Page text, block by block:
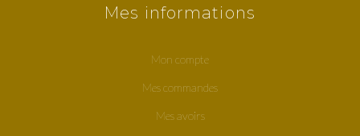
Mes informations
Mon compte
Mes commandes
Mes avoirs